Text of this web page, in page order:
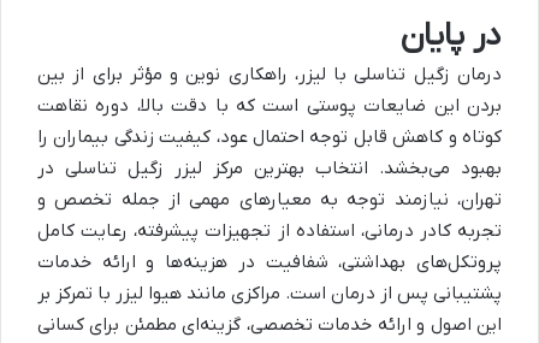
در پایان
درمان زگیل تناسلی با لیزر، راهکاری نوین و مؤثر برای از بین
بردن این ضایعات پوستی است که با دقت بالا، دوره نقاهت
کوتاه و کاهش قابل توجه احتمال عود، کیفیت زندگی بیماران را
بهبود می‌بخشد. انتخاب بهترین مرکز لیزر زگیل تناسلی در
تهران، نیازمند توجه به معیارهای مهمی از جمله تخصص و
تجربه کادر درمانی، استفاده از تجهیزات پیشرفته، رعایت کامل
پروتکل‌های بهداشتی، شفافیت در هزینه‌ها و ارائه خدمات
پشتیبانی پس از درمان است. مراکزی مانند هیوا لیزر با تمرکز بر
این اصول و ارائه خدمات تخصصی، گزینه‌ای مطمئن برای کسانی